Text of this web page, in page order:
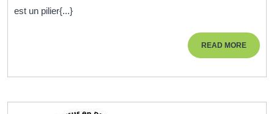
pour
est un pilier{...}
READ MOREREAD
MORE